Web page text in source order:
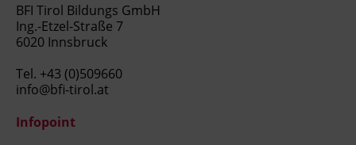
BFI Tirol Bildungs GmbH
Ing.-Etzel-Straße 7
6020 Innsbruck
Tel. +43 (0)509660
info@bfi-tirol.at
Infopoint